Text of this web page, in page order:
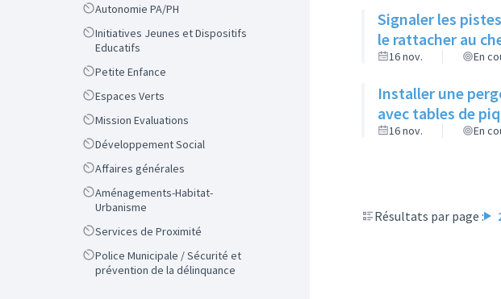
ScopeAutonomie PA/PH
Scope
Initiatives Jeunes et Dispositifs
Educatifs
ScopePetite Enfance
ScopeEspaces Verts
ScopeMission Evaluations
ScopeDéveloppement Social
ScopeAffaires générales
Scope
Aménagements-Habitat-
Urbanisme
ScopeServices de Proximité
Scope
Police Municipale / Sécurité et
prévention de la délinquance
Signaler les
le rattacher au
16 nov. En
Installer une
avec tables de
16 nov. En
Résultats par page :